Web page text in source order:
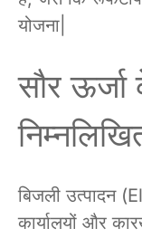
योजना|
सौर
बिजली उत्पादन
कार्यालयों और